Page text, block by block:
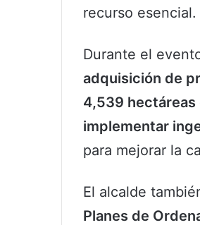
recurso esencial.
Durante el
adquisición de
4,539 hectáreas
implementar
para mejorar la
El alcalde
Planes de